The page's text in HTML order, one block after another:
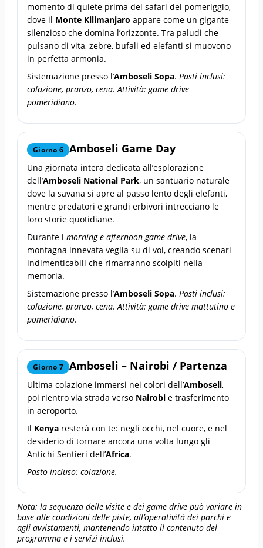
momento di quiete prima del safari del pomeriggio,
dove il Monte Kilimanjaro appare come un gigante
silenzioso che domina l’orizzonte. Tra paludi che
pulsano di vita, zebre, bufali ed elefanti si muovono
in perfetta armonia.
Sistemazione presso l’Amboseli Sopa. Pasti inclusi:
colazione, pranzo, cena. Attività: game drive
pomeridiano.
Giorno 6 Amboseli Game Day
Una giornata intera dedicata all’esplorazione
dell’Amboseli National Park, un santuario naturale
dove la savana si apre al passo lento degli elefanti,
mentre predatori e grandi erbivori intrecciano le
loro storie quotidiane.
Durante imorning e afternoon game drive, la
montagna innevata veglia su di voi, creando scenari
indimenticabili che rimarranno scolpiti nella
memoria.
Sistemazione presso l’Amboseli Sopa. Pasti inclusi:
colazione, pranzo, cena. Attività: game drive mattutino e
pomeridiano.
Giorno 7 Amboseli – Nairobi / Partenza
Ultima colazione immersi nei colori dell’Amboseli,
poi rientro via strada verso Nairobi e trasferimento
in aeroporto.
Il Kenya resterà con te: negli occhi, nel cuore, e nel
desiderio di tornare ancora una volta lungo gli
Antichi Sentieri dell’Africa.
Pasto incluso: colazione.
Nota: la sequenza delle visite e dei game drive può variare in
base alle condizioni delle piste, all’operatività dei parchi e
agli avvistamenti, mantenendo intatto il contenuto del
programma e i servizi inclusi.